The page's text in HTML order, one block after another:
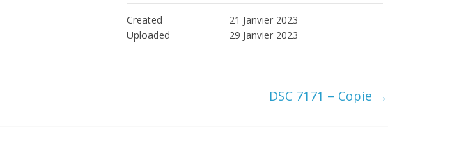
Created
21 Janvier 2023
Uploaded
29 Janvier 2023
DSC 7171 – Copie →